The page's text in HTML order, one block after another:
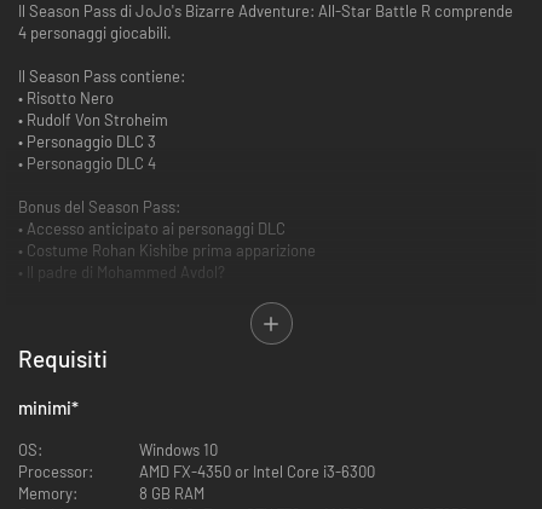
Il Season Pass di JoJo's Bizarre Adventure: All-Star Battle R comprende
4 personaggi giocabili.
Il Season Pass contiene:
• Risotto Nero
• Rudolf Von Stroheim
• Personaggio DLC 3
• Personaggio DLC 4
Bonus del Season Pass:
• Accesso anticipato ai personaggi DLC
• Costume Rohan Kishibe prima apparizione
• Il padre di Mohammed Avdol?
*I singoli DLC contenuti nel Season Pass saranno acquistabili
*I personaggi DLC 1-4 inclusi nel Season Pass saranno disponibili entro il
Requisiti
minimi*
OS:
Windows 10
Processor:
AMD FX-4350 or Intel Core i3-6300
Memory:
8 GB RAM